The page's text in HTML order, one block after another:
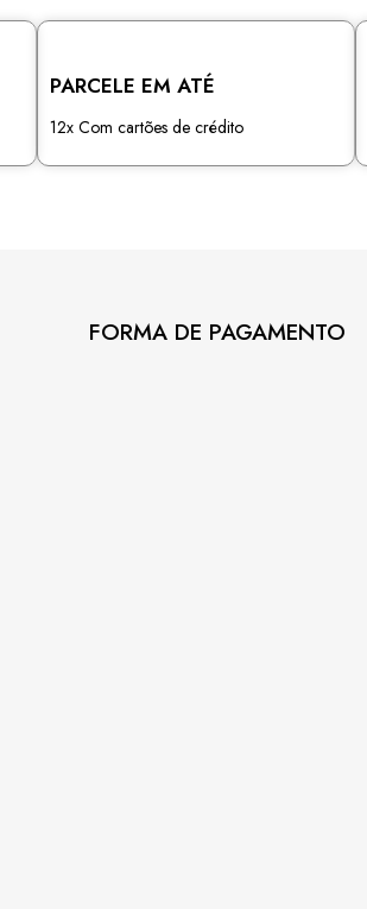
PARCELE EM ATÉ
12x Com cartões de crédito
FORMA DE PAGAMENTO